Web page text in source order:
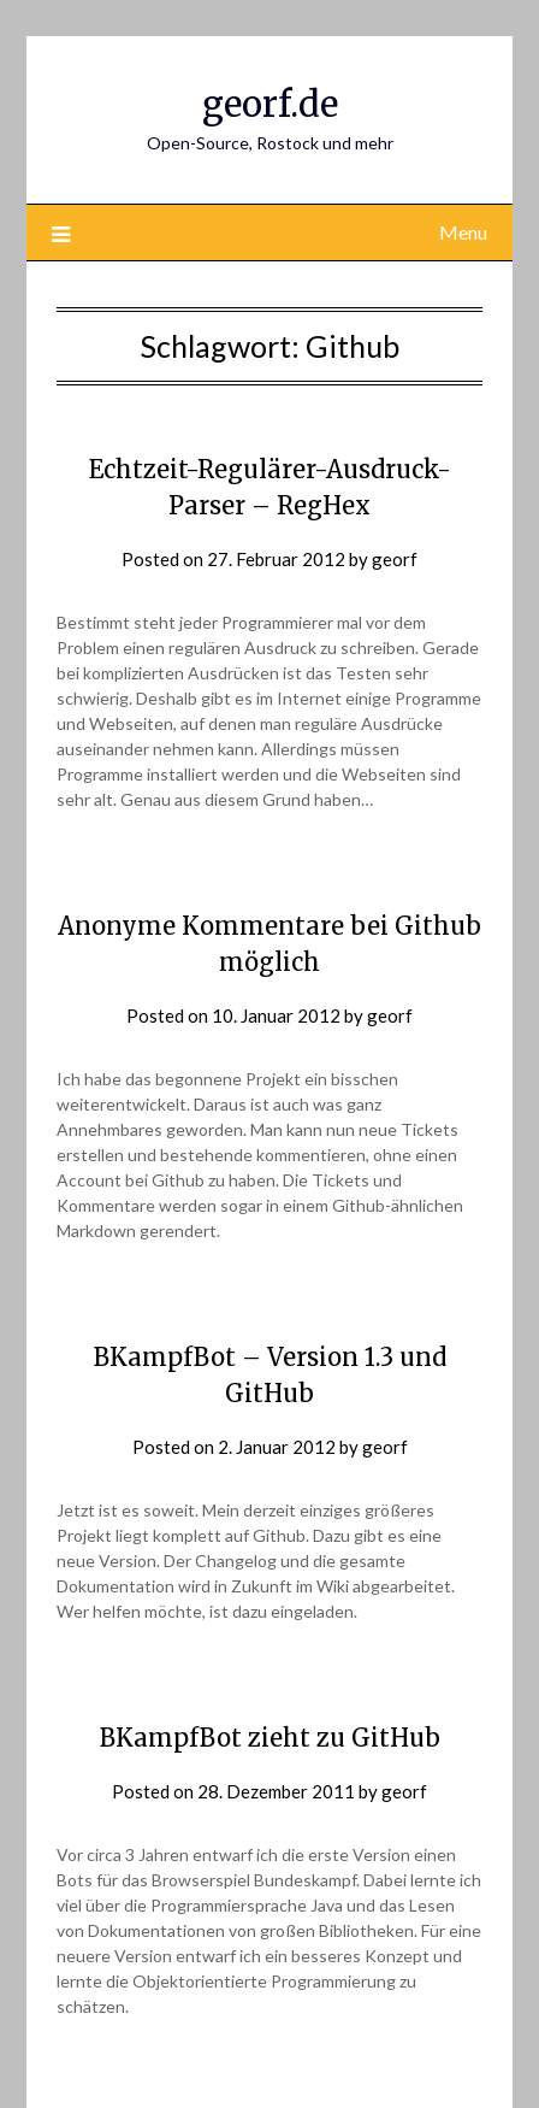
georf.de
Open-Source, Rostock und mehr
Menu
Schlagwort: Github
Echtzeit-Regulärer-Ausdruck-
Parser – RegHex
Posted on 27. Februar 2012 bygeorf
Bestimmt steht jeder Programmierer mal vor dem
Problem einen regulären Ausdruck zu schreiben. Gerade
bei komplizierten Ausdrücken ist das Testen sehr
schwierig. Deshalb gibt es im Internet einige Programme
und Webseiten, auf denen man reguläre Ausdrücke
auseinander nehmen kann. Allerdings müssen
Programme installiert werden und die Webseiten sind
sehr alt. Genau aus diesem Grund haben…
Anonyme Kommentare bei Github
möglich
Posted on 10. Januar 2012 bygeorf
Ich habe das begonnene Projekt ein bisschen
weiterentwickelt. Daraus ist auch was ganz
Annehmbares geworden. Man kann nun neue Tickets
erstellen und bestehende kommentieren, ohne einen
Account bei Github zu haben. Die Tickets und
Kommentare werden sogar in einem Github-ähnlichen
Markdown gerendert.
BKampfBot – Version 1.3 und
GitHub
Posted on 2. Januar 2012 bygeorf
Jetzt ist es soweit. Mein derzeit einziges größeres
Projekt liegt komplett auf Github. Dazu gibt es eine
neue Version. Der Changelog und die gesamte
Dokumentation wird in Zukunft im Wiki abgearbeitet.
Wer helfen möchte, ist dazu eingeladen.
BKampfBot zieht zu GitHub
Posted on 28. Dezember 2011 bygeorf
Vor circa 3 Jahren entwarf ich die erste Version einen
Bots für das Browserspiel Bundeskampf. Dabei lernte ich
viel über die Programmiersprache Java und das Lesen
von Dokumentationen von großen Bibliotheken. Für eine
neuere Version entwarf ich ein besseres Konzept und
lernte die Objektorientierte Programmierung zu
schätzen.